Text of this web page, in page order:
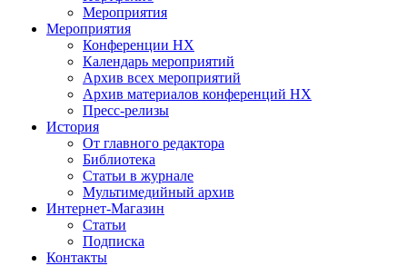
Мероприятия
Мероприятия
Конференции НХ
Календарь мероприятий
Архив всех мероприятий
Архив материалов конференций НХ
Пресс-релизы
История
От главного редактора
Библиотека
Статьи в журнале
Мультимедийный архив
Интернет-Магазин
Статьи
Подписка
Контакты